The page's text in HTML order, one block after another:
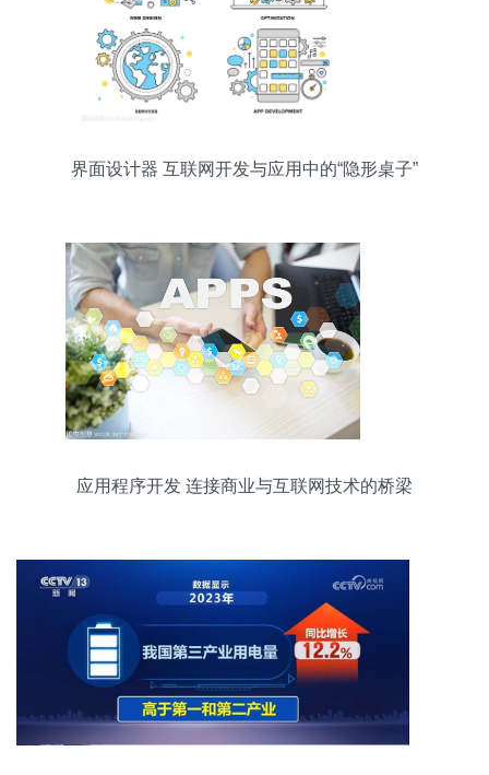
界面设计器 互联网开发与应用中的“隐形桌子”
应用程序开发 连接商业与互联网技术的桥梁